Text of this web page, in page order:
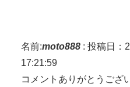
名前:moto888 : 投稿日：
17:21:59
コメントありがとうござ